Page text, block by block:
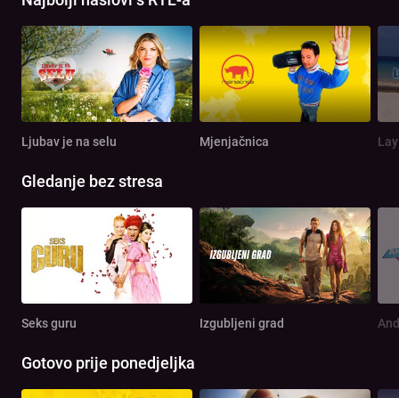
Ljubav je na selu Mjenjačnica
Gledanje bez stresa
Seks guru Izgubljeni grad
Gotovo prije ponedjeljka